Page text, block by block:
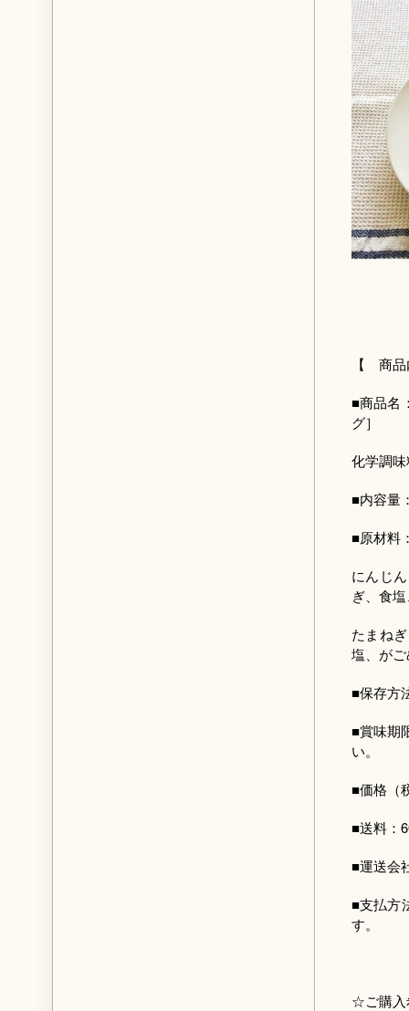
【 商
■商品名
グ］
化学調
■内容量
■原材料
にんじ
ぎ、食
たまね
塩、が
■保存方
■賞味期
い。
■価格（
■送料：
■運送会
■支払方
す。
☆ご購入